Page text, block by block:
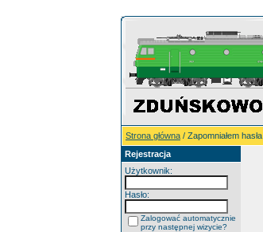
Strona główna / Zapomniałem hasła
Rejestracja
Użytkownik:
Hasło:
Zalogować automatycznie
przy następnej wizycie?